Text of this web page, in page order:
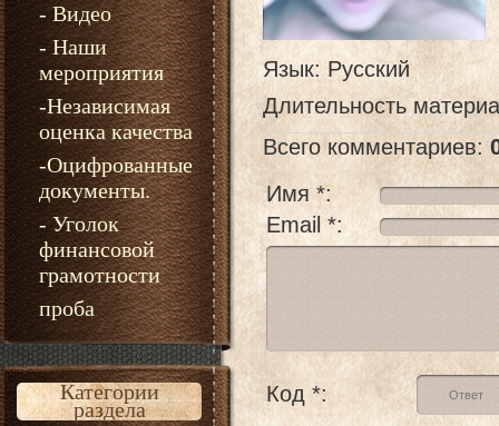
- Видео
- Наши
мероприятия
-Независимая
оценка качества
-Оцифрованные
документы.
- Уголок
финансовой
грамотности
проба
Категории
раздела
Язык: Русский
Длительность
Всего комментариев:
Имя *:
Email *:
Код *: